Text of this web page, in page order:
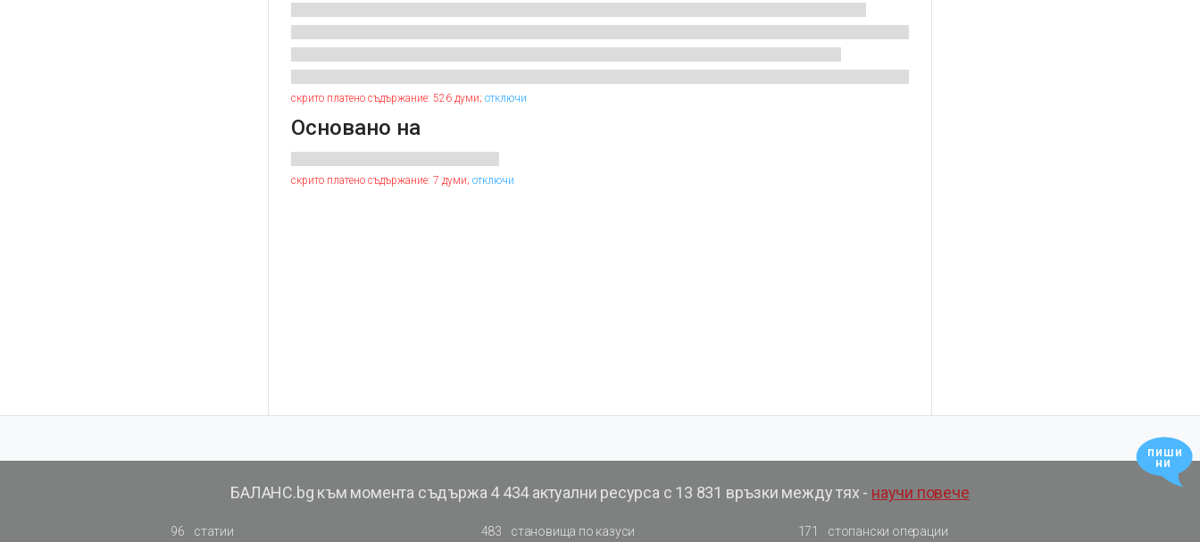
скрито платено съдържание: 526 думи; отключи
Основано на
скрито платено съдържание: 7 думи; отключи
БАЛАНС.bg към момента съдържа 4 434 актуални ресурса с 13 831 връзки между тях - научи повече
96 статии 483 становища по казуси 171 стопански операции
пиши
ни